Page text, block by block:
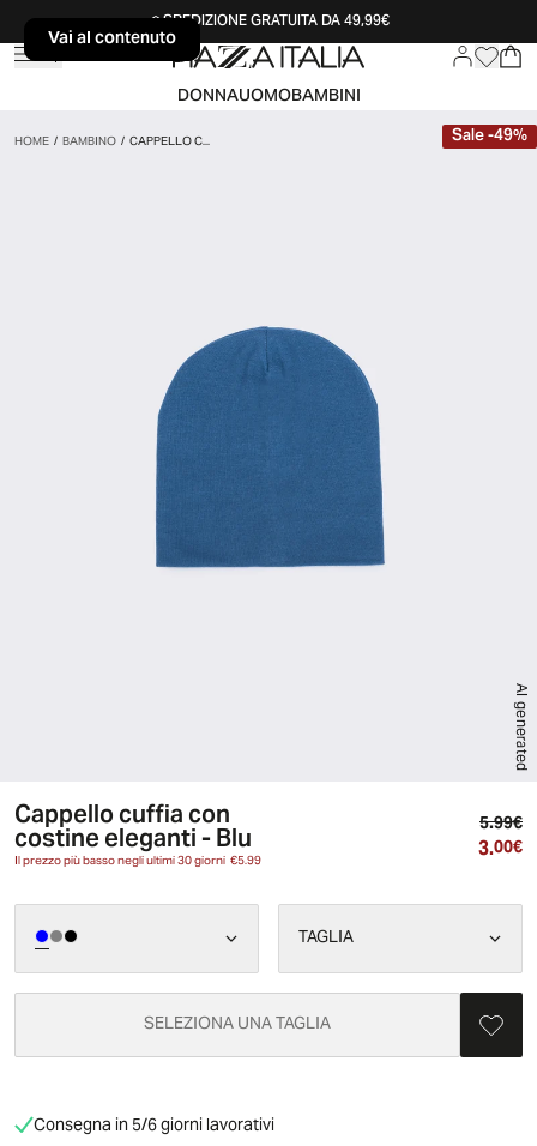
Vai al contenutoSPEDIZIONE GRATUITA DA 49,99€
DONNAUOMOBAMBINI
HOME/BAMBINO/CAPPELLO C...
AI generated
Sale-49%
Cappello cuffia con
costine eleganti - Blu
Il prezzo più basso negli ultimi 30 giorni€5.99
5.99€
3.00€
TAGLIA
SELEZIONA UNA TAGLIA
Consegna in 5/6 giorni lavorativi
Vai al contenuto